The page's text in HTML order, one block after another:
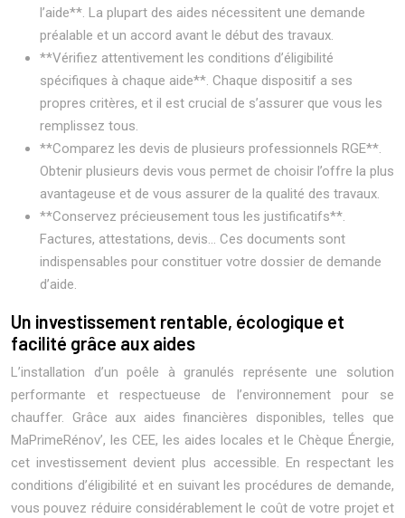
l’aide**. La plupart des aides nécessitent une demande
préalable et un accord avant le début des travaux.
**Vérifiez attentivement les conditions d’éligibilité
spécifiques à chaque aide**. Chaque dispositif a ses
propres critères, et il est crucial de s’assurer que vous les
remplissez tous.
**Comparez les devis de plusieurs professionnels RGE**.
Obtenir plusieurs devis vous permet de choisir l’offre la plus
avantageuse et de vous assurer de la qualité des travaux.
**Conservez précieusement tous les justificatifs**.
Factures, attestations, devis… Ces documents sont
indispensables pour constituer votre dossier de demande
d’aide.
Un investissement rentable, écologique et
facilité grâce aux aides
L’installation d’un poêle à granulés représente une solution
performante et respectueuse de l’environnement pour se
chauffer. Grâce aux aides financières disponibles, telles que
MaPrimeRénov’, les CEE, les aides locales et le Chèque Énergie,
cet investissement devient plus accessible. En respectant les
conditions d’éligibilité et en suivant les procédures de demande,
vous pouvez réduire considérablement le coût de votre projet et